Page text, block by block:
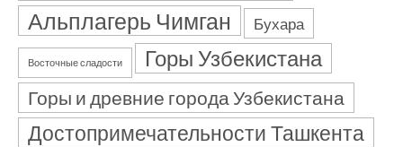
Альплагерь Чимган Бухара
Восточные сладости Горы Узбекистана
Горы и древние города Узбекистана
Достопримечательности Ташкента